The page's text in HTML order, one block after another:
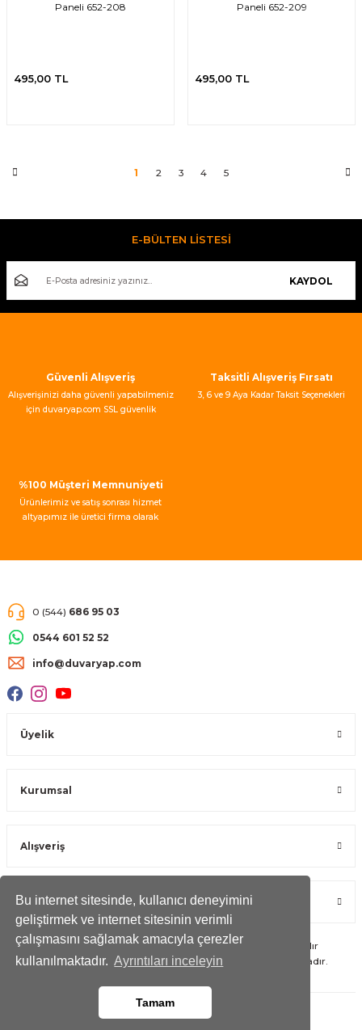
Bu internet sitesinde, kullanıcı deneyimini
geliştirmek ve internet sitesinin verimli
çalışmasını sağlamak amacıyla çerezler
kullanılmaktadır. Ayrıntıları inceleyin
Tamam
Paneli 652-208
495,00 TL
Paneli 652-209
495,00 TL
1 2 3 4 5
E-BÜLTEN LİSTESİ
KAYDOL
Güvenli Alışveriş
Alışverişinizi daha güvenli yapabilmeniz
için duvaryap.com SSL güvenlik
Taksitli Alışveriş Fırsatı
3, 6 ve 9 Aya Kadar Taksit Seçenekleri
%100 Müşteri Memnuniyeti
Ürünlerimiz ve satış sonrası hizmet
altyapımız ile üretici firma olarak
0 (544) 686 95 03
0544 601 52 52
info@duvaryap.com
Üyelik
Kurumsal
Alışveriş
Öne Çıkan Kategoriler
Copyright 2023 © -duvaryap.com- Tüm hakları saklıdır
Kredi kartı bilgileriniz 256bit SSL Sertifikası ile Korunmaktadır.